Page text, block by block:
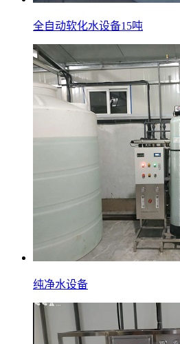
全自动软化水设备15吨
纯净水设备